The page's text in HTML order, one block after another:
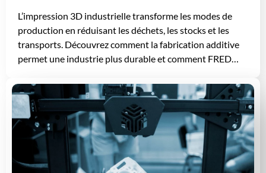
L’impression 3D industrielle transforme les modes de
production en réduisant les déchets, les stocks et les
transports. Découvrez comment la fabrication additive
permet une industrie plus durable et comment FRED…